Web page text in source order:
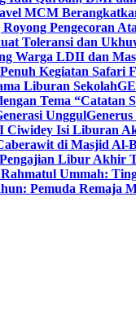
MCM
Pengecoran
Toleransi dan
Warga LDII dan
Kegiatan Safari
Liburan Sekolah
Tema “Catatan
Unggul
Ciwidey Isi Liburan
di Masjid
Pengajian Libur Akhir
Ummah:
Pemuda Remaja